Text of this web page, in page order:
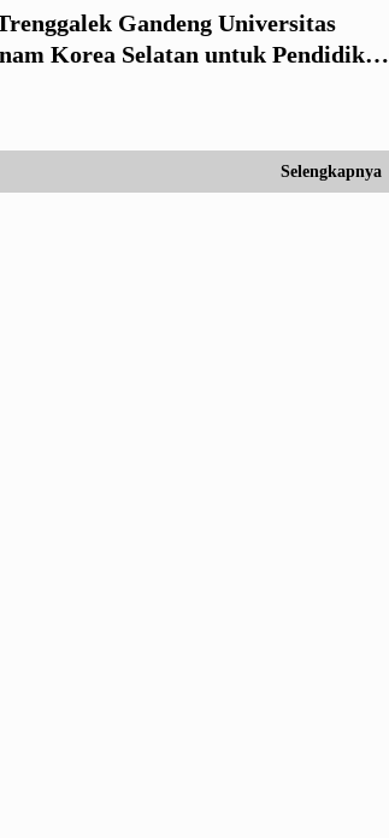
Gandeng Universitas
Korea Selatan untuk Pendidikan
Selengkapnya